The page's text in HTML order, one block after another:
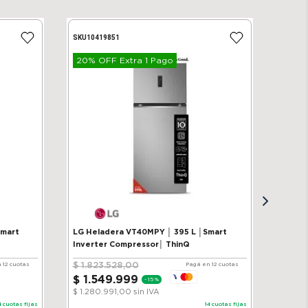
12 cuotas
cuotas fijas
SKU10419851
20% OFF Extra 1 Pago
LG Heladera VT40MPY │ 395 L │Smart
Inverter Compressor│ ThinQ
$ 1.823.528,00
$ 1 .549.999 - 15 %
$ 1.280.991,00 sin IVA
Pagá en 12 cuotas
14 cuotas fijas